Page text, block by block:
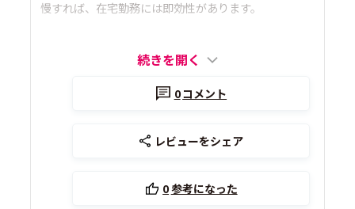
慢すれば、在宅勤務には即効性があります。
続きを開く
0コメント
レビューをシェア
0参考になった